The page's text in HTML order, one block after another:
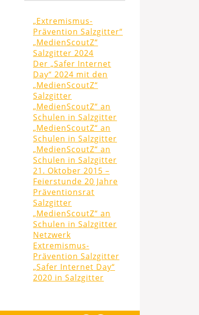
„Extremismus-
Prävention Salzgitter“
„MedienScoutZ“
Salzgitter 2024
Der „Safer Internet
Day“ 2024 mit den
„MedienScoutZ“
Salzgitter
„MedienScoutZ“ an
Schulen in Salzgitter
„MedienScoutZ“ an
Schulen in Salzgitter
„MedienScoutZ“ an
Schulen in Salzgitter
21. Oktober 2015 –
Feierstunde 20 Jahre
Präventionsrat
Salzgitter
„MedienScoutZ“ an
Schulen in Salzgitter
Netzwerk
Extremismus-
Prävention Salzgitter
„Safer Internet Day“
2020 in Salzgitter